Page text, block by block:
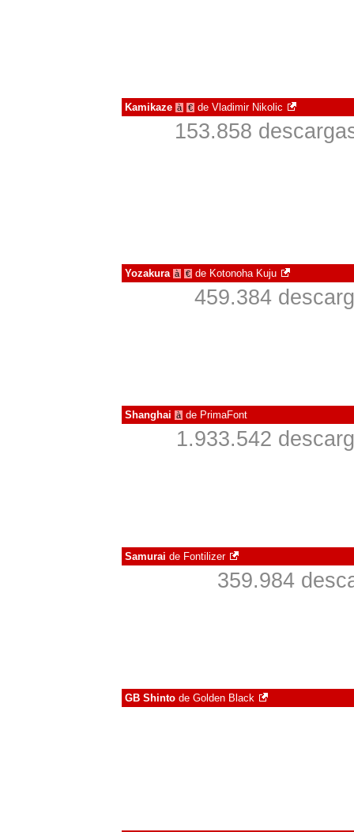
Kamikaze à € de Vladimir Nikolic
153.858
Yozakura à € de Kotonoha Kuju
459.384
Shanghai à de PrimaFont
1.933.542
Samurai de Fontilizer
359.984
GB Shinto de Golden Black